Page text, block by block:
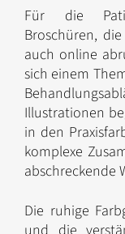
Für die
Broschüren,
auch online
sich einem
Illustrationen
in den
komplexe
abschreckende
Die ruhige